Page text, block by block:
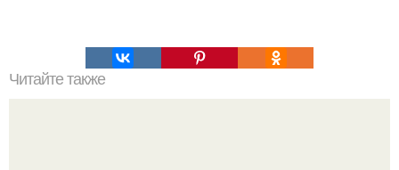
Читайте также